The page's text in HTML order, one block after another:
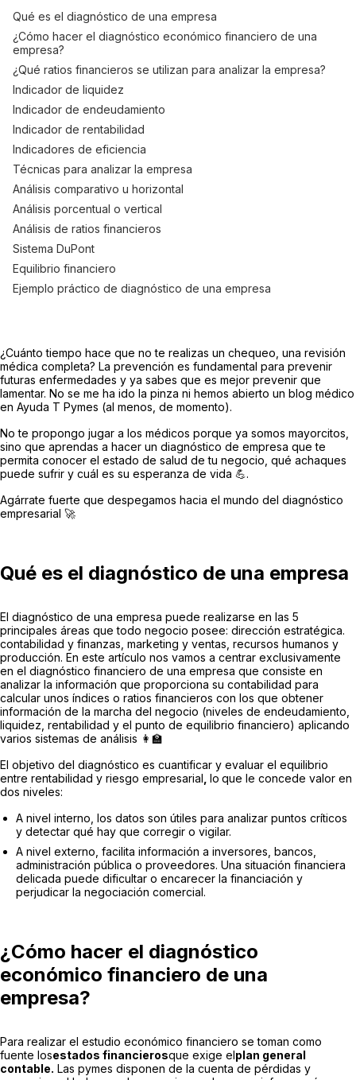
Qué es el diagnóstico de una empresa
¿Cómo hacer el diagnóstico económico financiero de una
empresa?
¿Qué ratios financieros se utilizan para analizar la empresa?
Indicador de liquidez
Indicador de endeudamiento
Indicador de rentabilidad
Indicadores de eficiencia
Técnicas para analizar la empresa
Análisis comparativo u horizontal
Análisis porcentual o vertical
Análisis de ratios financieros
Sistema DuPont
Equilibrio financiero
Ejemplo práctico de diagnóstico de una empresa
¿Cuánto tiempo hace que no te realizas un chequeo, una revisión
médica completa? La prevención es fundamental para prevenir
futuras enfermedades y ya sabes que es mejor prevenir que
lamentar. No se me ha ido la pinza ni hemos abierto un blog médico
en Ayuda T Pymes (al menos, de momento).
No te propongo jugar a los médicos porque ya somos mayorcitos,
sino que aprendas a hacer un diagnóstico de empresa que te
permita conocer el estado de salud de tu negocio, qué achaques
puede sufrir y cuál es su esperanza de vida 💪.
Agárrate fuerte que despegamos hacia el mundo del diagnóstico
empresarial 🚀
Qué es el diagnóstico de una empresa
El diagnóstico de una empresa puede realizarse en las 5
principales áreas que todo negocio posee: dirección estratégica.
contabilidad y finanzas, marketing y ventas, recursos humanos y
producción. En este artículo nos vamos a centrar exclusivamente
en el diagnóstico financiero de una empresa que consiste en
analizar la información que proporciona su contabilidad para
calcular unos índices o ratios financieros con los que obtener
información de la marcha del negocio (niveles de endeudamiento,
liquidez, rentabilidad y el punto de equilibrio financiero) aplicando
varios sistemas de análisis 👩‍🏫
El objetivo del diagnóstico es cuantificar y evaluar el equilibrio
entre rentabilidad y riesgo empresarial lo que le concede valor en
dos niveles:
A nivel interno, los datos son útiles para analizar puntos críticos
y detectar qué hay que corregir o vigilar.
A nivel externo, facilita información a inversores, bancos,
administración pública o proveedores. Una situación financiera
delicada puede dificultar o encarecer la financiación y
perjudicar la negociación comercial.
¿Cómo hacer el diagnóstico
económico financiero de una
empresa?
Para realizar el estudio económico financiero se toman como
fuente losestados financierosque exige elplan general
contable. Las pymes disponen de la cuenta de pérdidas y